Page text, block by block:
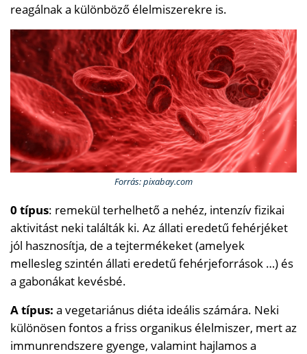
reagálnak a különböző élelmiszerekre is.
Forrás: pixabay.com
0 típus: remekül terhelhető a nehéz, intenzív fizikai
aktivitást neki találták ki. Az állati eredetű fehérjéket
jól hasznosítja, de a tejtermékeket (amelyek
mellesleg szintén állati eredetű fehérjeforrások …) és
a gabonákat kevésbé.
A típus: a vegetariánus diéta ideális számára. Neki
különösen fontos a friss organikus élelmiszer, mert az
immunrendszere gyenge, valamint hajlamos a